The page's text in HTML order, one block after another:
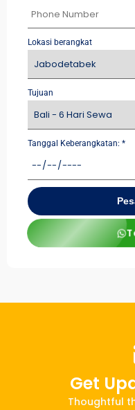
Lokasi berangkat
Tujuan
Tanggal Keberangkatan: *
Get
Thoughtful